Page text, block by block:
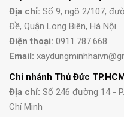
Địa chỉ: Số 9, ngõ 2/107,
Đề, Quận Long Biên, Hà Nội
Điện thoại: 0911.787.668
Email:
Chi nhánh Thủ Đức
Địa chỉ: Số 246 đường 14 -
Chí Minh